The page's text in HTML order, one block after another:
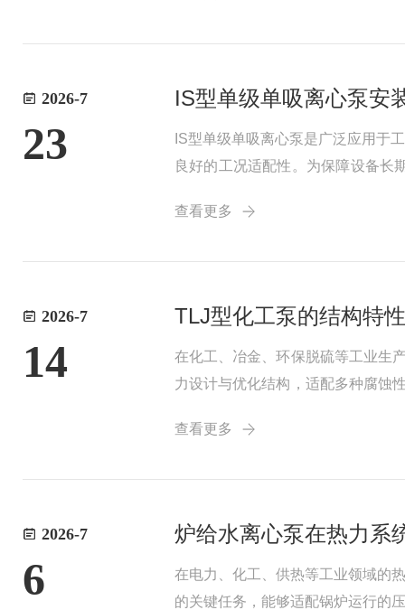
2026-7
23
IS型单级单吸离心泵安
IS型单级单吸离心泵是广泛应用于
良好的工况适配性。为保障设备长
设备就位前，需核对...
查看更多
2026-7
14
TLJ型化工泵的结构特
在化工、冶金、环保脱硫等工业生
力设计与优化结构，适配多种腐蚀
液、高粘度流...
查看更多
2026-7
6
炉给水离心泵在热力系
在电力、化工、供热等工业领域的
的关键任务，能够适配锅炉运行的